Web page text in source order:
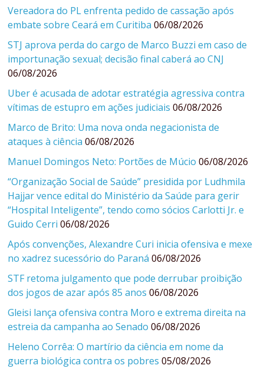
Vereadora do PL enfrenta pedido de cassação após
embate sobre Ceará em Curitiba 06/08/2026
STJ aprova perda do cargo de Marco Buzzi em caso de
importunação sexual; decisão final caberá ao CNJ
06/08/2026
Uber é acusada de adotar estratégia agressiva contra
vítimas de estupro em ações judiciais 06/08/2026
Marco de Brito: Uma nova onda negacionista de
ataques à ciência 06/08/2026
Manuel Domingos Neto: Portões de Múcio 06/08/2026
“Organização Social de Saúde” presidida por Ludhmila
Hajjar vence edital do Ministério da Saúde para gerir
“Hospital Inteligente”, tendo como sócios Carlotti Jr. e
Guido Cerri 06/08/2026
Após convenções, Alexandre Curi inicia ofensiva e mexe
no xadrez sucessório do Paraná 06/08/2026
STF retoma julgamento que pode derrubar proibição
dos jogos de azar após 85 anos 06/08/2026
Gleisi lança ofensiva contra Moro e extrema direita na
estreia da campanha ao Senado 06/08/2026
Heleno Corrêa: O martírio da ciência em nome da
guerra biológica contra os pobres 05/08/2026